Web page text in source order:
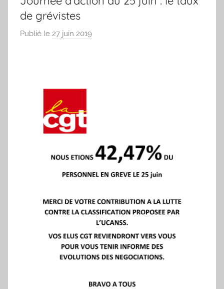
Ardennes
de grévistes
Publié le 27 juin 2019
g
t
o
n
G
T